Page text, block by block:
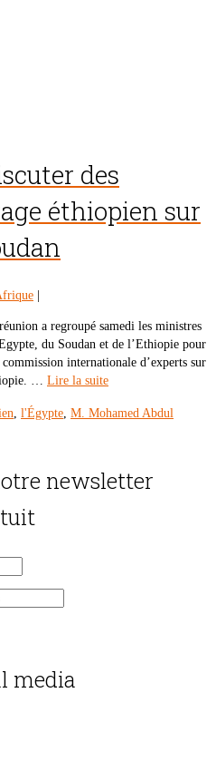
des
éthiopien sur
a regroupé samedi les ministres
du Soudan et de l’Ethiopie pour
internationale d’experts sur
… Lire la suite
, l'Égypte, M. Mohamed Abdul
newsletter
media